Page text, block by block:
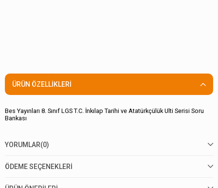
ÜRÜN ÖZELLIKLERI
Bes Yayınları 8. Sınıf LGS T.C. İnkılap Tarihi ve Atatürkçülük Ulti Serisi Soru
Bankası
YORUMLAR(0)
ÖDEME SEÇENEKLERI